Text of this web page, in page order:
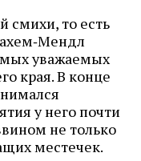
смихи, то есть
уважаемых
края. В конце
у него почти
не только
местечек.